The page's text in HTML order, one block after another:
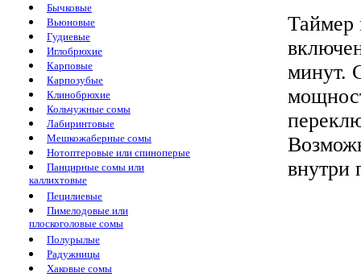
Бычковые
Вьюновые
Гудиевые
Иглобрюхие
Карповые
Карпозубые
Клинобрюхие
Кольчужные сомы
Лабиринтовые
Мешкожаберные сомы
Нотоптеровые или спиноперые
Панцирные сомы или
каллихтовые
Пецилиевые
Пимелодовые или
плоскоголовые сомы
Полурылые
Радужницы
Хаковые сомы
Таймер
минут.
внутри